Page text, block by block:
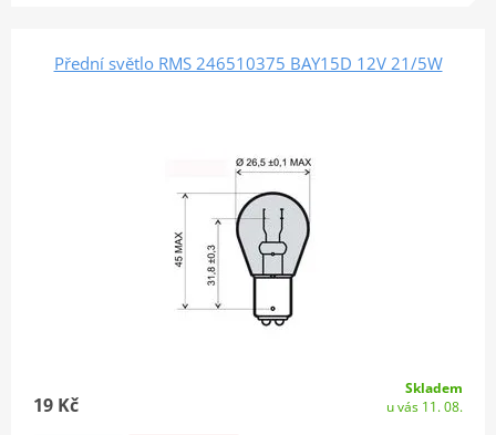
Přední světlo RMS 246510375 BAY15D 12V 21/5W
19 Kč
Skladem
u vás 11. 08.